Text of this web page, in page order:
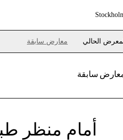
الحالي معارض سابقة
سابقة
أمام منظر